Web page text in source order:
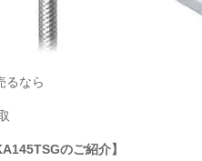
のご紹介】